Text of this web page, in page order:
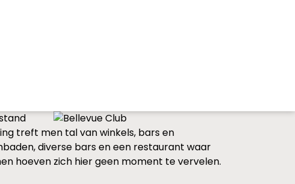
treft men tal van winkels, bars en
diverse bars en een restaurant waar
hoeven zich hier geen moment te vervelen.